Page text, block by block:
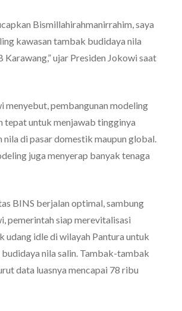
Bismillahirahmanirrahim, saya
kawasan tambak budidaya nila
Karawang,” ujar Presiden Jokowi saat
menyebut, pembangunan modeling
tepat untuk menjawab tingginya
nila di pasar domestik maupun global.
juga menyerap banyak tenaga
BINS berjalan optimal, sambung
pemerintah siap merevitalisasi
idle di wilayah Pantura untuk
nila salin. Tambak-tambak
data luasnya mencapai 78 ribu